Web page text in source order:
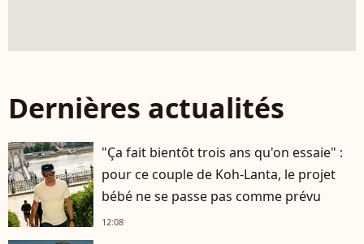
Dernières actualités
"Ça fait bientôt trois ans qu'on essaie" :
pour ce couple de Koh-Lanta, le projet
bébé ne se passe pas comme prévu
12:08